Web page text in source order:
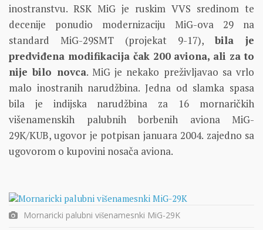
inostranstvu. RSK MiG je ruskim VVS sredinom te
decenije ponudio modernizaciju MiG-ova 29 na
standard MiG-29SMT (projekat 9-17), bila je
predviđena modifikacija čak 200 aviona, ali za to
nije bilo novca. MiG je nekako preživljavao sa vrlo
malo inostranih narudžbina. Jedna od slamka spasa
bila je indijska narudžbina za 16 mornaričkih
višenamenskih palubnih borbenih aviona MiG-
29K/KUB, ugovor je potpisan januara 2004. zajedno sa
ugovorom o kupovini nosača aviona.
Mornaricki palubni višenamesnki MiG-29K